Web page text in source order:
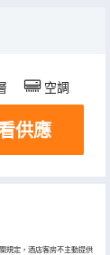
空調
供應
規定，酒店客房不主動提供